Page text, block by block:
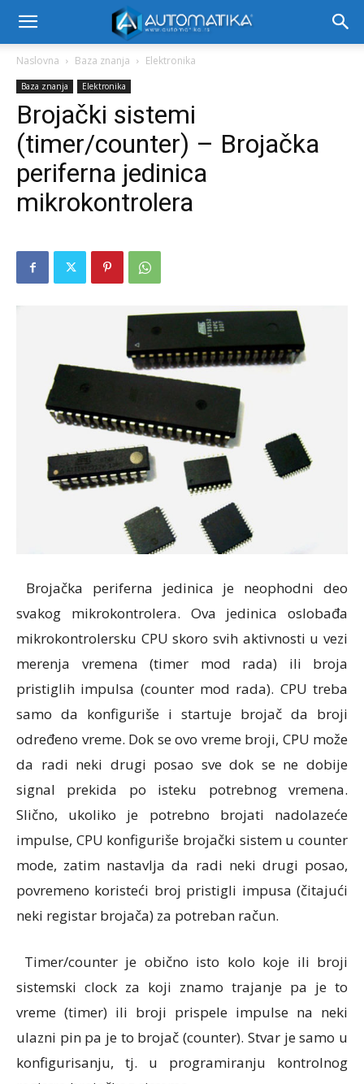
Naslovna Baza znanja Elektronika
Baza znanja Elektronika
Brojački sistemi
(timer/counter) – Brojačka
periferna jedinica
mikrokontrolera
Brojačka periferna jedinica je neophodni deo
svakog mikrokontrolera. Ova jedinica oslobađa
mikrokontrolersku CPU skoro svih aktivnosti u vezi
merenja vremena (timer mod rada) ili broja
pristiglih impulsa (counter mod rada). CPU treba
samo da konfiguriše i startuje brojač da broji
određeno vreme. Dok se ovo vreme broji, CPU može
da radi neki drugi posao sve dok se ne dobije
signal prekida po isteku potrebnog vremena.
Slično, ukoliko je potrebno brojati nadolazeće
impulse, CPU konfiguriše brojački sistem u counter
mode, zatim nastavlja da radi neki drugi posao,
povremeno koristeći broj pristigli impusa (čitajući
neki registar brojača) za potreban račun.
Timer/counter je obično isto kolo koje ili broji
sistemski clock za koji znamo trajanje pa je to
vreme (timer) ili broji prispele impulse na neki
ulazni pin pa je to brojač (counter). Stvar je samo u
konfigurisanju, tj. u programiranju kontrolnog